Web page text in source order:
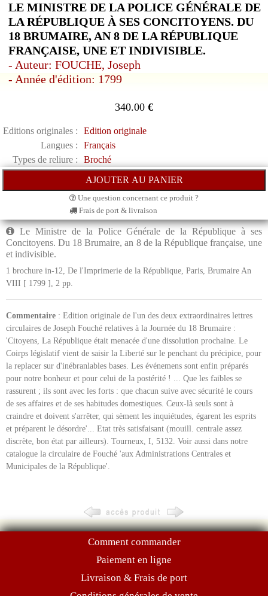
LE MINISTRE DE LA POLICE GÉNÉRALE DE
LA RÉPUBLIQUE À SES CONCITOYENS. DU
18 BRUMAIRE, AN 8 DE LA RÉPUBLIQUE
FRANÇAISE, UNE ET INDIVISIBLE.
- Auteur: FOUCHE, Joseph
- Année d'édition: 1799
340.00 €
Editions originales :
Edition originale
Langues :
Français
Types de reliure :
Broché
Une question concernant ce produit ?
Frais de port & livraison
Le Ministre de la Police Générale de la République à ses
Concitoyens. Du 18 Brumaire, an 8 de la République française, une
et indivisible.
1 brochure in-12, De l'Imprimerie de la République, Paris, Brumaire An
VIII [ 1799 ], 2 pp.
Commentaire : Edition originale de l'un des deux extraordinaires lettres
circulaires de Joseph Fouché relatives à la Journée du 18 Brumaire :
'Citoyens, La République était menacée d'une dissolution prochaine. Le
Coirps législatif vient de saisir la Liberté sur le penchant du précipice, pour
la replacer sur d'inébranlables bases. Les événemens sont enfin préparés
pour notre bonheur et pour celui de la postérité ! ... Que les faibles se
rassurent ; ils sont avec les forts : que chacun suive avec sécurité le cours
de ses affaires et de ses habitudes domestiques. Ceux-là seuls sont à
craindre et doivent s'arrêter, qui sèment les inquiétudes, égarent les esprits
et préparent le désordre'... Etat très satisfaisant (mouill. centrale assez
discrète, bon état par ailleurs). Tourneux, I, 5132. Voir aussi dans notre
catalogue la circulaire de Fouché 'aux Administrations Centrales et
Municipales de la République'.
Comment commander
Paiement en ligne
Livraison & Frais de port